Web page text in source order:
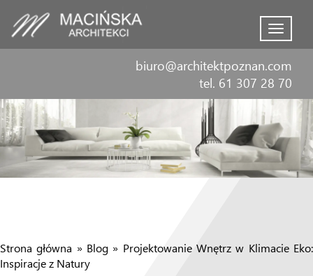
Menu
biuro@architektpoznan.com
tel. 61 307 28 70
Strona główna » Blog » Projektowanie Wnętrz w Klimacie Eko:
Inspiracje z Natury